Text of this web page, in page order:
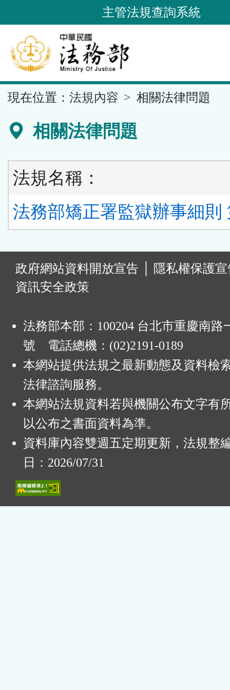
到
要
內
容
區
主管法規查詢系統
現在位置： 法規內容 相關法律問題
相關法律問題
法規名稱：
法務部矯正署監獄辦事細則
政府網站資料開放宣告
隱私權保護
資訊安全政策
法務部本部：100204 台北市重慶南路
號 電話總機：(02)2191-0189
本網站提供法規之最新動態及資料檢
法律諮詢服務。
本網站法規資料若與機關公布文字有
以公布之書面資料為準。
資料庫內容雙週五定期更新，法規整
日：2026/07/31